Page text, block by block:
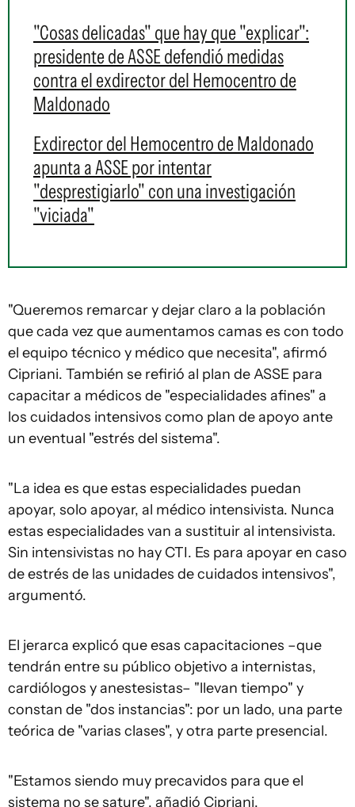
"Cosas delicadas" que hay que "explicar":
presidente de ASSE defendió medidas
contra el exdirector del Hemocentro de
Maldonado
Exdirector del Hemocentro de Maldonado
apunta a ASSE por intentar
"desprestigiarlo" con una investigación
"viciada"
"Queremos remarcar y dejar claro a la población
que cada vez que aumentamos camas es con todo
el equipo técnico y médico que necesita", afirmó
Cipriani. También se refirió al plan de ASSE para
capacitar a médicos de "especialidades afines" a
los cuidados intensivos como plan de apoyo ante
un eventual "estrés del sistema".
"La idea es que estas especialidades puedan
apoyar, solo apoyar, al médico intensivista. Nunca
estas especialidades van a sustituir al intensivista.
Sin intensivistas no hay CTI. Es para apoyar en caso
de estrés de las unidades de cuidados intensivos",
argumentó.
El jerarca explicó que esas capacitaciones –que
tendrán entre su público objetivo a internistas,
cardiólogos y anestesistas– "llevan tiempo" y
constan de "dos instancias": por un lado, una parte
teórica de "varias clases", y otra parte presencial.
"Estamos siendo muy precavidos para que el
sistema no se sature", añadió Cipriani.